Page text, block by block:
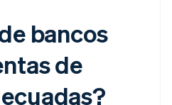
bancos
de